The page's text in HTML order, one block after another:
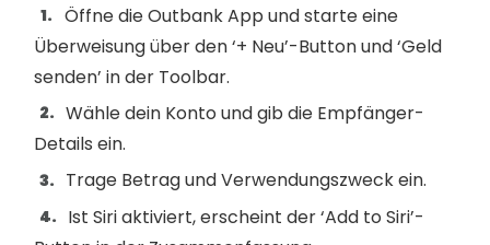
Öffne die Outbank App und starte eine
Überweisung über den ‘+ Neu’-Button und ‘Geld
senden’ in der Toolbar.
Wähle dein Konto und gib die Empfänger-
Details ein.
Trage Betrag und Verwendungszweck ein.
Ist Siri aktiviert, erscheint der ‘Add to Siri’-